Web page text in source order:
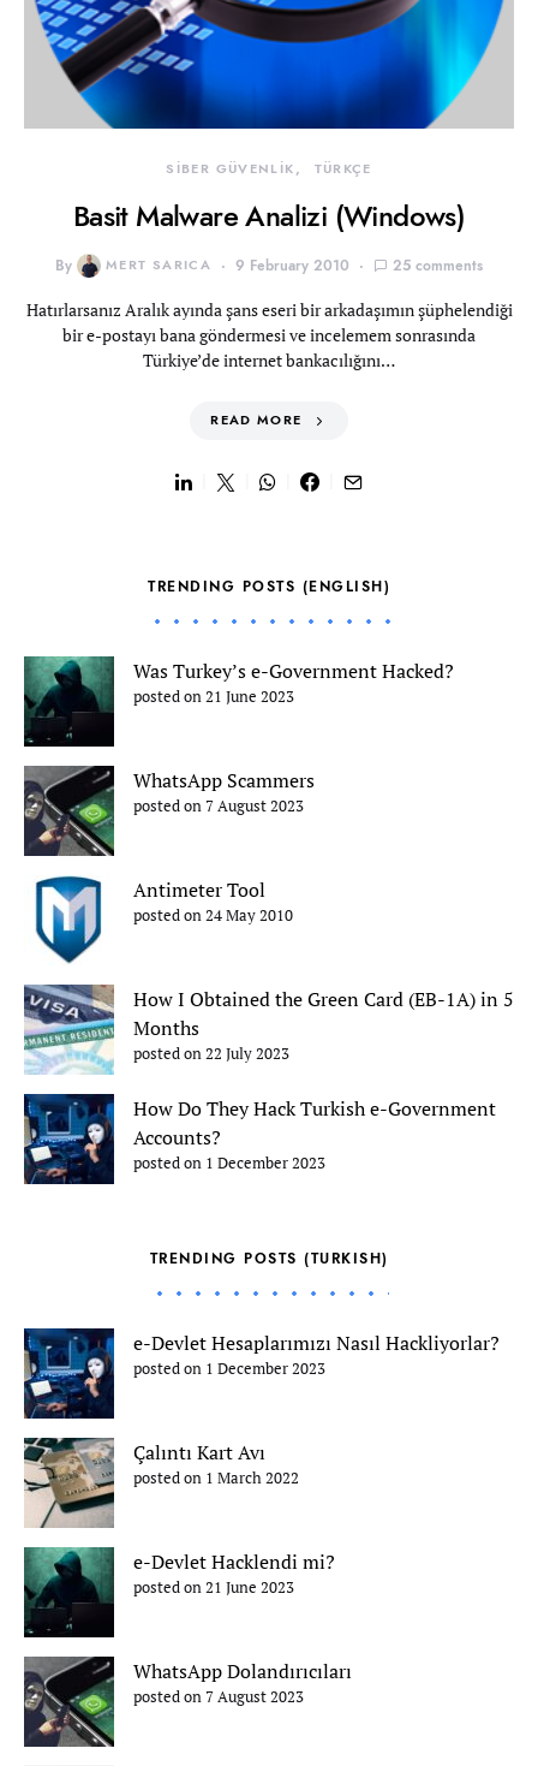
SİBER GÜVENLİK TÜRKÇE
Basit Malware Analizi (Windows)
By MERT SARICA 9 February 2010 25 comments
Hatırlarsanız Aralık ayında şans eseri bir arkadaşımın şüphelendiği
bir e-postayı bana göndermesi ve incelemem sonrasında
Türkiye’de internet bankacılığını…
READ MORE
TRENDING POSTS (ENGLISH)
Was Turkey’s e-Government Hacked?
posted on 21 June 2023
WhatsApp Scammers
posted on 7 August 2023
Antimeter Tool
posted on 24 May 2010
How I Obtained the Green Card (EB-1A) in 5
Months
posted on 22 July 2023
How Do They Hack Turkish e-Government
Accounts?
posted on 1 December 2023
TRENDING POSTS (TURKISH)
e-Devlet Hesaplarımızı Nasıl Hackliyorlar?
posted on 1 December 2023
Çalıntı Kart Avı
posted on 1 March 2022
e-Devlet Hacklendi mi?
posted on 21 June 2023
WhatsApp Dolandırıcıları
posted on 7 August 2023